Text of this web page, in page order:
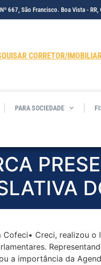
667, São Francisco. Boa Vista -
CORRETOR/
PARA SOCIEDADE
Creci, realizou
a importância da